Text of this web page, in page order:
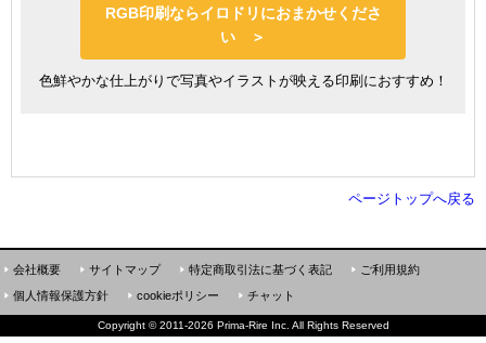
RGB印刷ならイロドリにおまかせくださ
い ＞
色鮮やかな仕上がりで写真やイラストが映える印刷におすすめ！
ページトップへ戻る
会社概要 サイトマップ 特定商取引法に基づく表記
ご利用規約
個人情報保護方針
cookieポリシー チャット
Copyright ©2011-2026 Prima-Rire Inc. All Rights Reserved